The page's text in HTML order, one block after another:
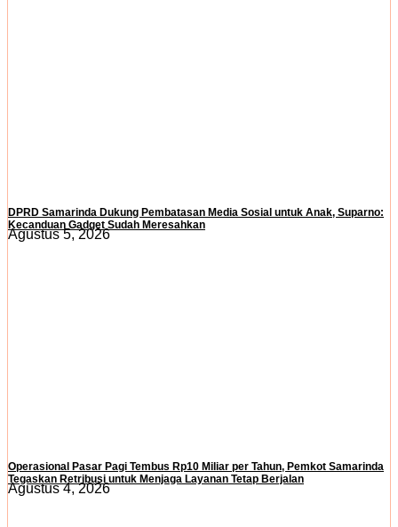
DPRD Samarinda Dukung Pembatasan Media Sosial untuk Anak, Suparno:
Kecanduan Gadget Sudah Meresahkan
Agustus 5, 2026
Operasional Pasar Pagi Tembus Rp10 Miliar per Tahun, Pemkot Samarinda
Tegaskan Retribusi untuk Menjaga Layanan Tetap Berjalan
Agustus 4, 2026